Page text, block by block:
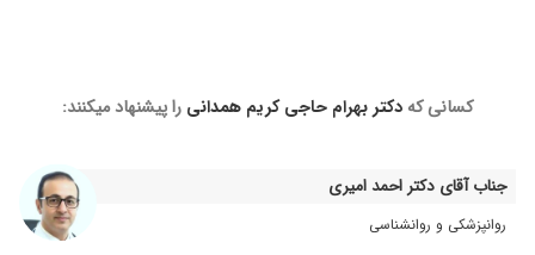
عالییییی ۱۴۰۰/۰۵/۱۸
هیچ مشکلی نداشتم دکتر بسیار خوبی هستند ۱۴۰۰/۱۱/۱۱
بسیار عالی ۱۴۰۰/۰۱/۳۱
کسانی که دکتر بهرام حاجی کریم همدانی را پیشنهاد میکنند:
جناب آقای دکتر احمد امیری
روانپزشکی و روانشناسی